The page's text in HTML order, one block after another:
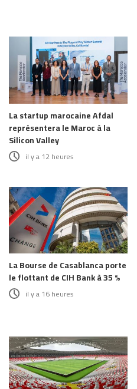
La startup marocaine Afdal
représentera le Maroc à la
Silicon Valley
il y a 12 heures
La Bourse de Casablanca porte
le flottant de CIH Bank à 35 %
il y a 16 heures